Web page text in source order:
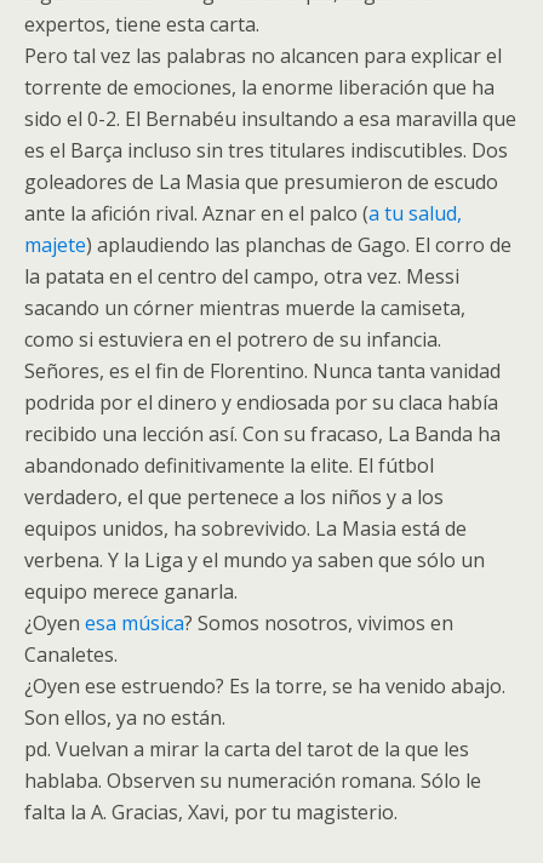
expertos, tiene esta carta.
Pero tal vez las palabras no alcancen para explicar el
torrente de emociones, la enorme liberación que ha
sido el 0-2. El Bernabéu insultando a esa maravilla que
es el Barça incluso sin tres titulares indiscutibles. Dos
goleadores de La Masia que presumieron de escudo
ante la afición rival. Aznar en el palco (a tu salud,
majete) aplaudiendo las planchas de Gago. El corro de
la patata en el centro del campo, otra vez. Messi
sacando un córner mientras muerde la camiseta,
como si estuviera en el potrero de su infancia.
Señores, es el fin de Florentino. Nunca tanta vanidad
podrida por el dinero y endiosada por su claca había
recibido una lección así. Con su fracaso, La Banda ha
abandonado definitivamente la elite. El fútbol
verdadero, el que pertenece a los niños y a los
equipos unidos, ha sobrevivido. La Masia está de
verbena. Y la Liga y el mundo ya saben que sólo un
equipo merece ganarla.
¿Oyen esa música? Somos nosotros, vivimos en
Canaletes.
¿Oyen ese estruendo? Es la torre, se ha venido abajo.
Son ellos, ya no están.
pd. Vuelvan a mirar la carta del tarot de la que les
hablaba. Observen su numeración romana. Sólo le
falta la A. Gracias, Xavi, por tu magisterio.